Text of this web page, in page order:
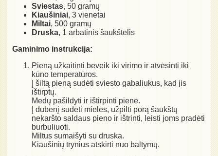
Sviestas, 50 gramų
Kiaušiniai, 3 vienetai
Miltai, 500 gramų
Druska, 1 arbatinis šaukštelis
Gaminimo instrukcija:
Pieną užkaitinti beveik iki virimo ir atvėsinti iki
kūno temperatūros.
Į šiltą pieną sudėti sviesto gabaliukus, kad jis
ištirptų.
Medų pašildyti ir ištirpinti piene.
Į dubenį sudėti mieles, užpilti porą šaukštų
nekaršto saldaus pieno ir ištrinti, leisti joms pradėti
burbuliuoti.
Miltus sumaišyti su druska.
Kiaušinių trynius atskirti nuo baltymų.